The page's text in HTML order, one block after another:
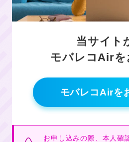
当サイト
モバレコAirを
モバレコAirを
お申し込みの際、本人確